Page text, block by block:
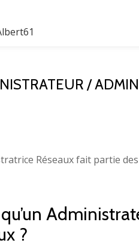
/
Réseaux fait partie
?